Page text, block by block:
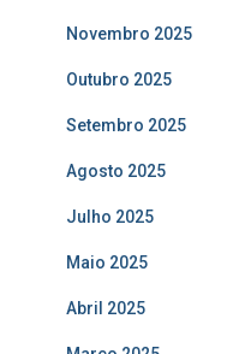
Novembro 2025
Outubro 2025
Setembro 2025
Agosto 2025
Julho 2025
Maio 2025
Abril 2025